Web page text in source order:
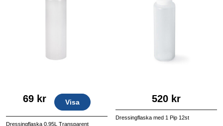
69 kr Visa
Dressingflaska 0.95L Transparent
520 kr
Dressingflaska med 1 Pip 12st